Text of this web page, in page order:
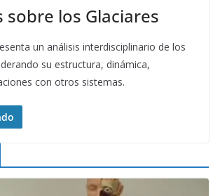
sobre los Glaciares
un análisis interdisciplinario de los
su estructura, dinámica,
con otros sistemas.